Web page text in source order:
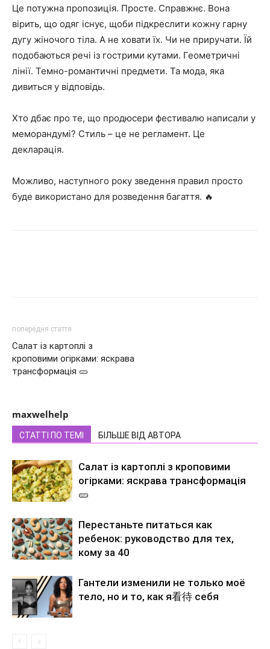
Це потужна пропозиція. Просте. Справжнє. Вона
вірить, що одяг існує, щоби підкреслити кожну гарну
дугу жіночого тіла. А не ховати їх. Чи не приручати. Їй
подобаються речі із гострими кутами. Геометричні
лінії. Темно-романтичні предмети. Та мода, яка
дивиться у відповідь.
Хто дбає про те, що продюсери фестивалю написали у
меморандумі? Стиль – це не регламент. Це
декларація.
Можливо, наступного року зведення правил просто
буде використано для розведення багаття. 🔥
попередня стаття
Салат із картоплі з
кроповими огірками: яскрава
трансформація 🥒
maxwelhelp
СТАТТІ ПО ТЕМІ БІЛЬШЕ ВІД АВТОРА
Салат із картоплі з кроповими
огірками: яскрава трансформація
🥒
Перестаньте питаться как
ребенок: руководство для тех,
кому за 40
Гантели изменили не только моё
тело, но и то, как я看待 себя